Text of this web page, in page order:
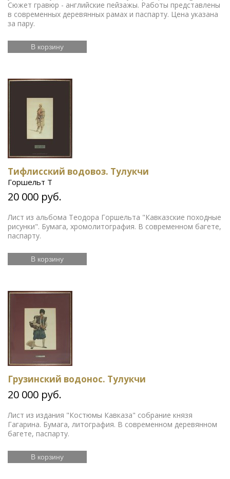
Сюжет гравюр - английские пейзажы. Работы представлены
в современных деревянных рамах и паспарту. Цена указана
за пару.
В корзину
Тифлисский водовоз. Тулукчи
Горшельт Т
20 000 руб.
Лист из альбома Теодора Горшельта "Кавказские походные
рисунки". Бумага, хромолитография. В современном багете,
паспарту.
В корзину
Грузинский водонос. Тулукчи
20 000 руб.
Лист из издания "Костюмы Кавказа" собрание князя
Гагарина. Бумага, литография. В современном деревянном
багете, паспарту.
В корзину